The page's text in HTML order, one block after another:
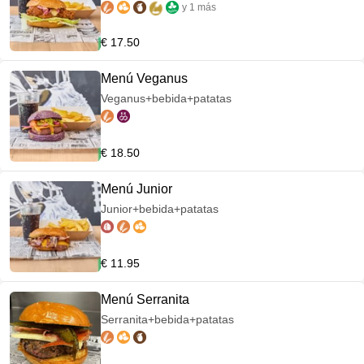
y 1 más
€ 17.50
Menú Veganus
Veganus+bebida+patatas
€ 18.50
Menú Junior
Junior+bebida+patatas
€ 11.95
Menú Serranita
Serranita+bebida+patatas